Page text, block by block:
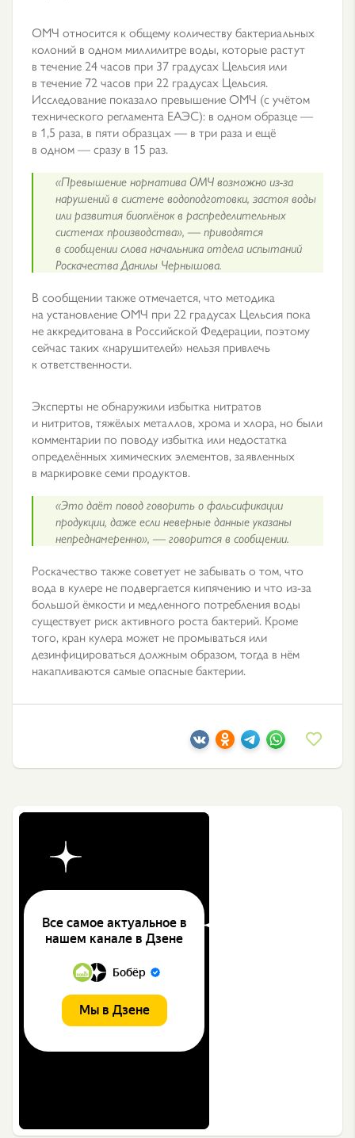
ОМЧ относится к общему количеству бактериальных
колоний в одном миллилитре воды, которые растут
в течение 24 часов при 37 градусах Цельсия или
в течение 72 часов при 22 градусах Цельсия.
Исследование показало превышение ОМЧ (с учётом
технического регламента ЕАЭС): в одном образце —
в 1,5 раза, в пяти образцах — в три раза и ещё
в одном — сразу в 15 раз.
«Превышение норматива ОМЧ возможно из-за
нарушений в системе водоподготовки, застоя воды
или развития биоплёнок в распределительных
системах производства», — приводятся
в сообщении слова начальника отдела испытаний
Роскачества Данилы Чернышова.
В сообщении также отмечается, что методика
на установление ОМЧ при 22 градусах Цельсия пока
не аккредитована в Российской Федерации, поэтому
сейчас таких «нарушителей» нельзя привлечь
к ответственности.
Эксперты не обнаружили избытка нитратов
и нитритов, тяжёлых металлов, хрома и хлора, но были
комментарии по поводу избытка или недостатка
определённых химических элементов, заявленных
в маркировке семи продуктов.
«Это даёт повод говорить о фальсификации
продукции, даже если неверные данные указаны
непреднамеренно», — говорится в сообщении.
Роскачество также советует не забывать о том, что
вода в кулере не подвергается кипячению и что из-за
большой ёмкости и медленного потребления воды
существует риск активного роста бактерий. Кроме
того, кран кулера может не промываться или
дезинфицироваться должным образом, тогда в нём
накапливаются самые опасные бактерии.